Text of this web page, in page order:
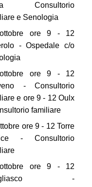
Consultorio
e Senologia
ore 9 - 12
- Ospedale c/o
ore 9 - 12
- Consultorio
e ore 9 - 12 Oulx
familiare
ore 9 - 12 Torre
- Consultorio
ore 9 - 12
-